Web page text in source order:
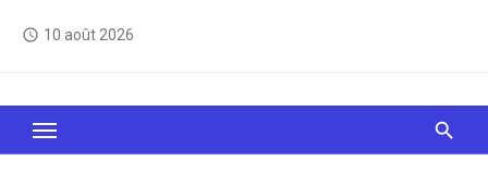
access_time 10 août 2026
Le Web, c'est comme une boîte de chocolats… On
sait jamais sur quoi on va tomber !